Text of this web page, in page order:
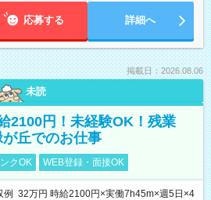
応募する 詳細へ
掲載日：2026.08.06
未読
2100円！未経験OK！残業
丘でのお仕事
クOK WEB登録・面接OK
32万円 時給2100円×実働7h45m×週5日×4